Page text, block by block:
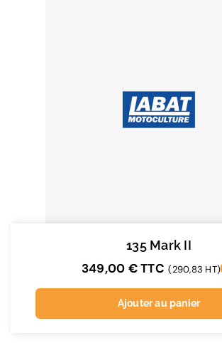
135 Mark II
349,00 €TTC (290,83 HT)
Ajouter au panier